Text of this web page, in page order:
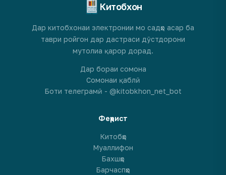
Китобхон
Дар китобхонаи электронии мо садҳо асар ба
таври ройгон дар дастраси дӯстдорони
мутолиа қарор дорад.
Дар бораи сомона
Сомонаи қаблӣ
Боти телеграмӣ - @kitobkhon_net_bot
Феҳрист
Китобҳо
Муаллифон
Бахшҳо
Барчаспҳо